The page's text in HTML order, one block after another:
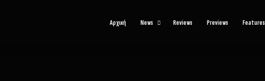
Αρχική News Reviews Previews Features